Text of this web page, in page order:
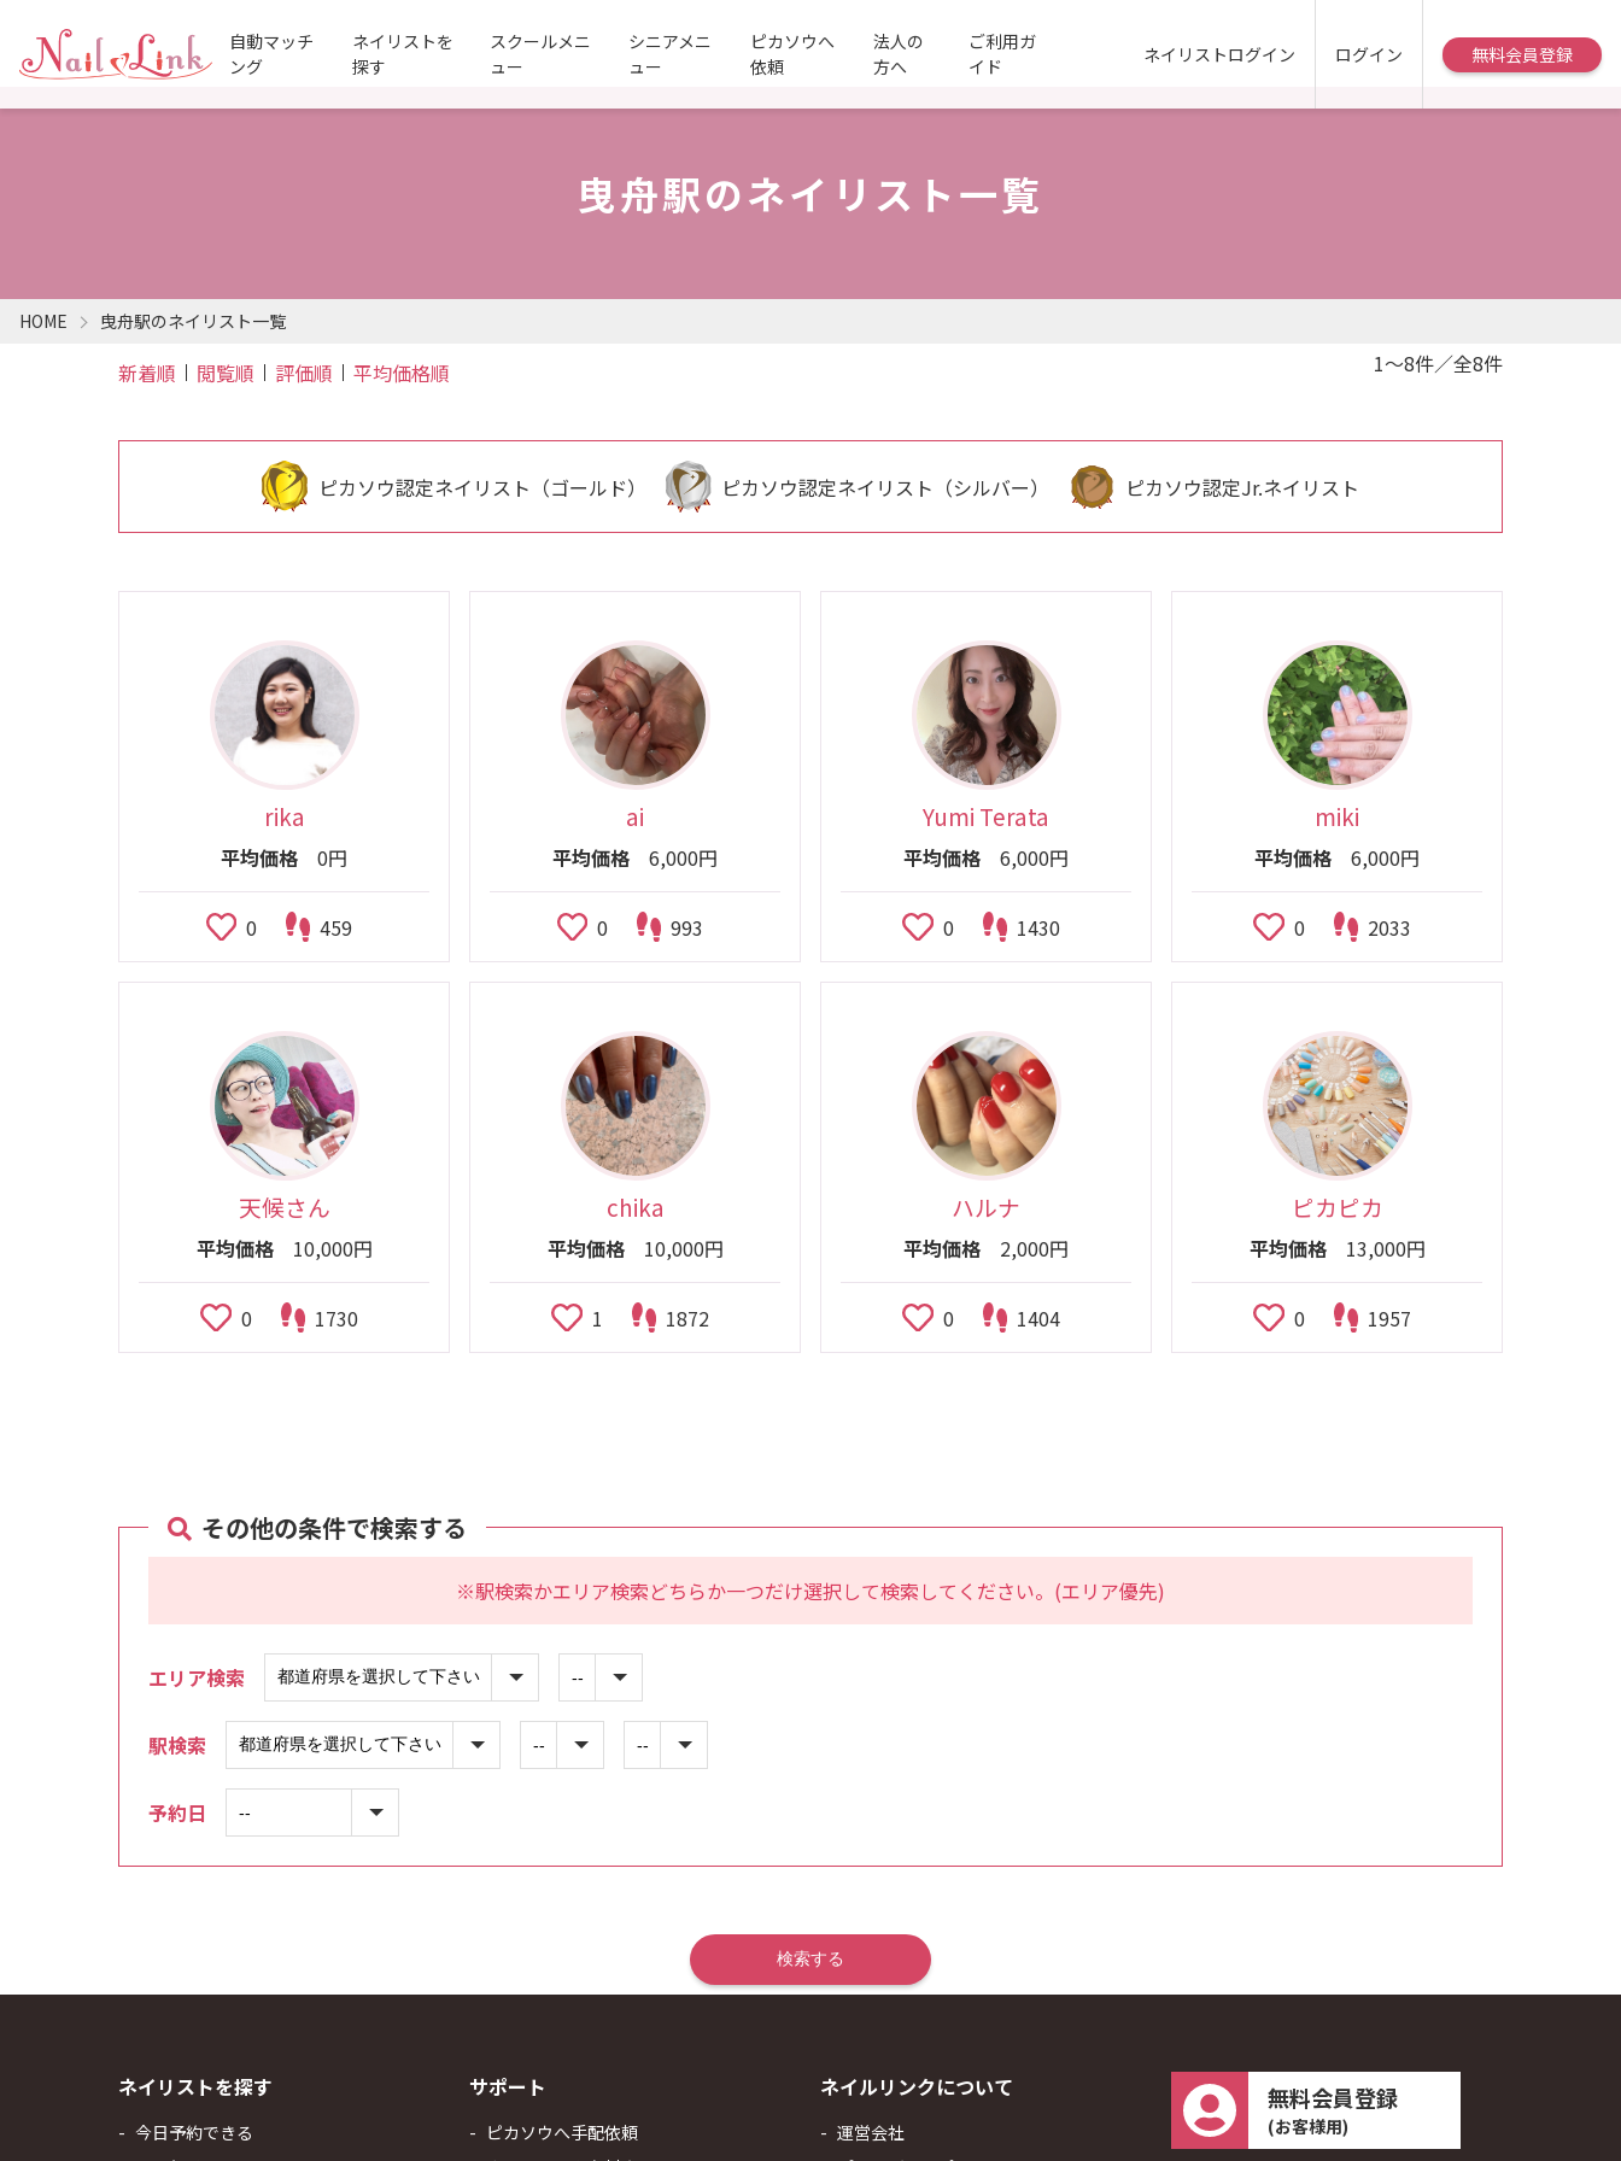
自動マッチ
ング
ネイリストを
探す
スクールメニ
ュー
シニアメニ
ュー
ピカソウへ
依頼
法人の
方へ
ご利用ガ
イド
ネイリストログイン ログイン 無料会員登録
曳舟駅のネイリスト一覧
HOME 曳舟駅のネイリスト一覧
新着順 閲覧順 評価順 平均価格順 1～8件／全8件
ピカソウ認定ネイリスト（ゴールド） ピカソウ認定ネイリスト（シルバー） ピカソウ認定Jr.ネイリスト
rika
平均価格 0円
0 459
ai
平均価格 6,000円
0 993
Yumi Terata
平均価格 6,000円
0 1430
miki
平均価格 6,000円
0 2033
天候さん
平均価格 10,000円
0 1730
chika
平均価格 10,000円
1 1872
ハルナ
平均価格 2,000円
0 1404
ピカピカ
平均価格 13,000円
0 1957
その他の条件で検索する
※駅検索かエリア検索どちらか一つだけ選択して検索してください。(エリア優先)
エリア検索
駅検索
予約日
ネイリストを探す
今日予約できる
サポート
ピカソウへ手配依頼
ネイルリンクについて
運営会社
無料会員登録
(お客様用)